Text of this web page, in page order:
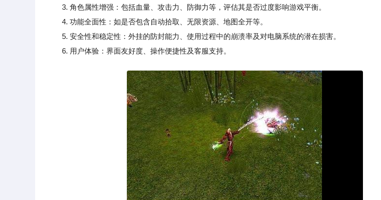
3. 角色属性增强：包括血量、攻击力、防御力等，评估其是否过度影响游戏平衡。
4. 功能全面性：如是否包含自动拾取、无限资源、地图全开等。
5. 安全性和稳定性：外挂的防封能力、使用过程中的崩溃率及对电脑系统的潜在损害。
6. 用户体验：界面友好度、操作便捷性及客服支持。